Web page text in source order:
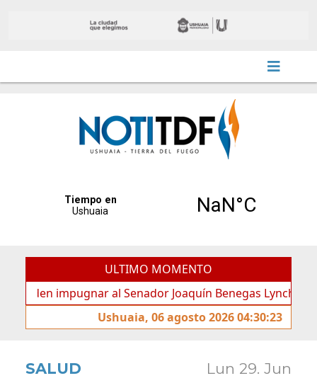
ULTIMO MOMENTO
impugnar al Senador Joaquín Benegas Lynch por
Ushuaia, 06 agosto 2026 04:30:23
SALUD Lun 29. Jun